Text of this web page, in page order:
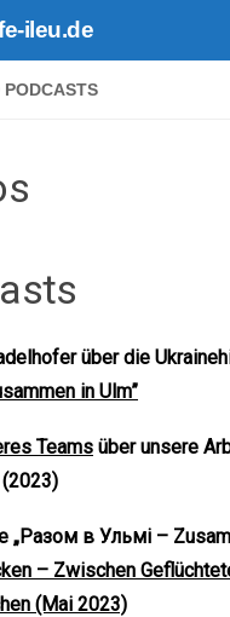
springen
ileu.de
PODCASTS
über die
in Ulm”
Teams über unsere
„Разом в Ульмі –
– Zwischen
(Mai 2023)